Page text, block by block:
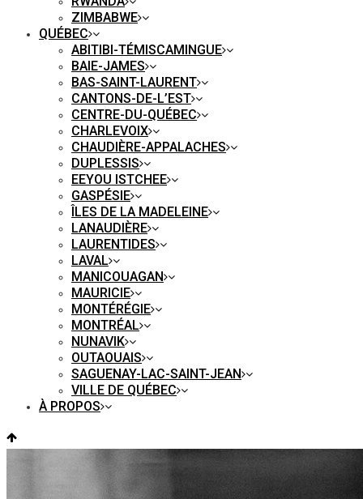
ZIMBABWE
QUÉBEC
ABITIBI-TÉMISCAMINGUE
BAIE-JAMES
BAS-SAINT-LAURENT
CANTONS-DE-L’EST
CENTRE-DU-QUÉBEC
CHARLEVOIX
CHAUDIÈRE-APPALACHES
DUPLESSIS
EEYOU ISTCHEE
GASPÉSIE
ÎLES DE LA MADELEINE
LANAUDIÈRE
LAURENTIDES
LAVAL
MANICOUAGAN
MAURICIE
MONTÉRÉGIE
MONTRÉAL
NUNAVIK
OUTAOUAIS
SAGUENAY-LAC-SAINT-JEAN
VILLE DE QUÉBEC
À PROPOS